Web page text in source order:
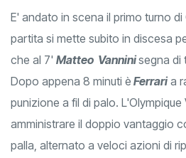
E' andato in scena il primo turno
partita si mette subito in discesa
che al 7' Matteo Vanninisegna di
Dopo appena 8 minuti è Ferraria
punizione a fil di palo.
amministrare il doppio vantaggio
palla, alternato a veloci azioni di